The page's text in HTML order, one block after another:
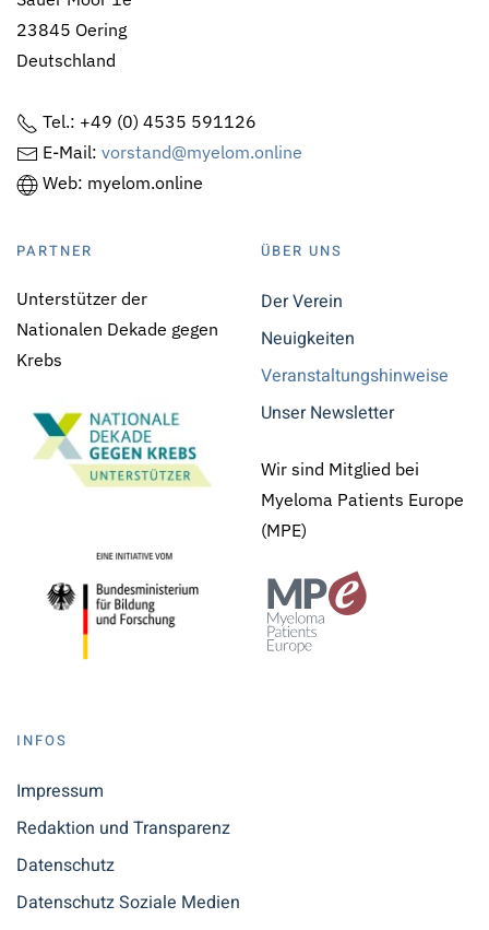
23845 Oering
Deutschland
Tel.: +49 (0) 4535 591126
E-Mail: vorstand@myelom.online
Web: myelom.online
PARTNER
Unterstützer der
Nationalen Dekade gegen
Krebs
ÜBER UNS
Der Verein
Neuigkeiten
Veranstaltungshinweise
Unser Newsletter
Wir sind Mitglied bei
Myeloma Patients Europe
(MPE)
INFOS
Impressum
Redaktion und Transparenz
Datenschutz
Datenschutz Soziale Medien